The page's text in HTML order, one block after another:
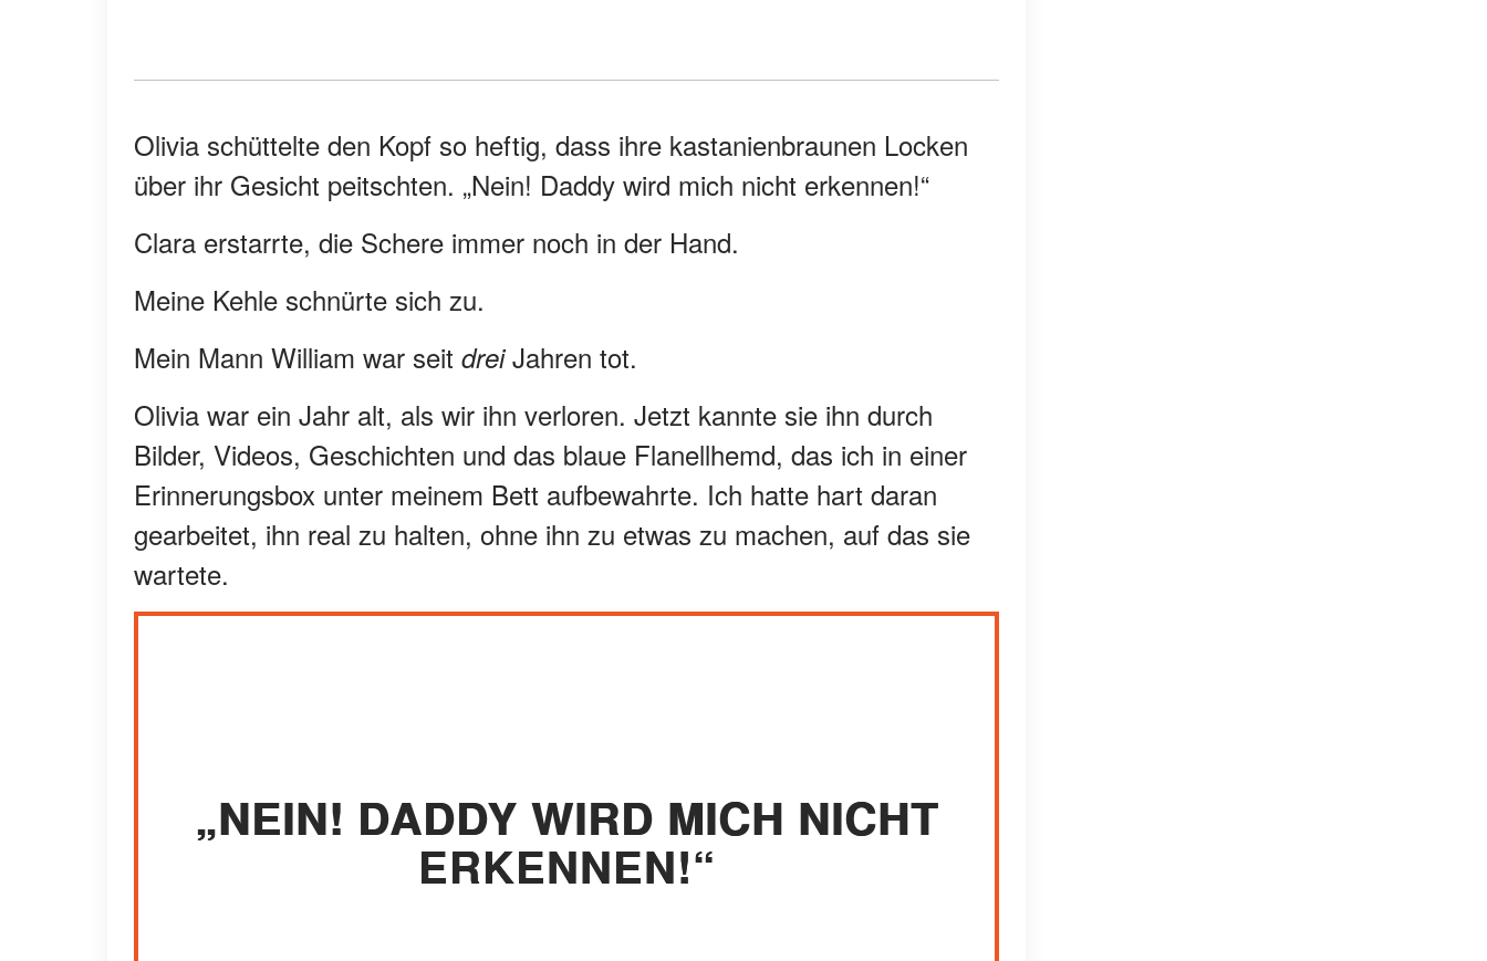
Olivia schüttelte den Kopf so heftig, dass ihre kastanienbraunen Locken
über ihr Gesicht peitschten. „Nein! Daddy wird mich nicht erkennen!“
Clara erstarrte, die Schere immer noch in der Hand.
Meine Kehle schnürte sich zu.
Mein Mann William war seit dreiJahren tot.
Olivia war ein Jahr alt, als wir ihn verloren. Jetzt kannte sie ihn durch
Bilder, Videos, Geschichten und das blaue Flanellhemd, das ich in einer
Erinnerungsbox unter meinem Bett aufbewahrte. Ich hatte hart daran
gearbeitet, ihn real zu halten, ohne ihn zu etwas zu machen, auf das sie
wartete.
„NEIN! DADDY WIRD MICH NICHT
ERKENNEN!“